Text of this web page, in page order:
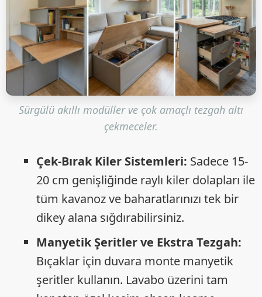
Sürgülü akıllı modüller ve çok amaçlı tezgah altı
çekmeceler.
Çek-Bırak Kiler Sistemleri: Sadece 15-
20 cm genişliğinde raylı kiler dolapları ile
tüm kavanoz ve baharatlarınızı tek bir
dikey alana sığdırabilirsiniz.
Manyetik Şeritler ve Ekstra Tezgah:
Bıçaklar için duvara monte manyetik
şeritler kullanın. Lavabo üzerini tam